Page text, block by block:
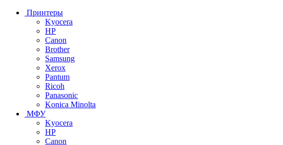
Принтеры
Kyocera
HP
Canon
Brother
Samsung
Xerox
Pantum
Ricoh
Panasonic
Konica Minolta
МФУ
Kyocera
HP
Canon